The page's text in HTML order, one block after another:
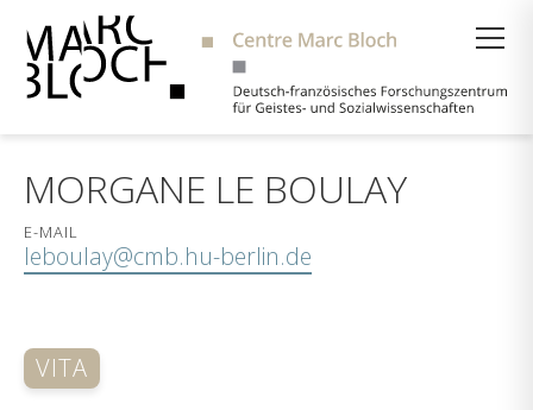
MORGANE LE BOULAY
E-MAIL
leboulay@cmb.hu-berlin.de
VITA